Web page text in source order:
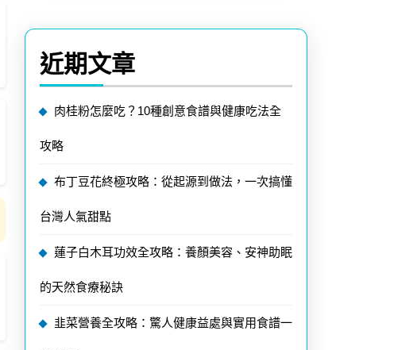
近期文章
肉桂粉怎麼吃？10種創意食譜與健康吃法全
攻略
布丁豆花終極攻略：從起源到做法，一次搞懂
台灣人氣甜點
蓮子白木耳功效全攻略：養顏美容、安神助眠
的天然食療秘訣
韭菜營養全攻略：驚人健康益處與實用食譜一